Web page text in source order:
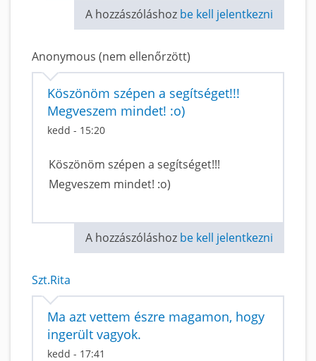
A hozzászóláshoz be kell jelentkezni
Anonymous (nem ellenőrzött)
Köszönöm szépen a segítséget!!!
Megveszem mindet! :o)
kedd - 15:20
Köszönöm szépen a segítséget!!!
Megveszem mindet! :o)
A hozzászóláshoz be kell jelentkezni
Szt.Rita
Ma azt vettem észre magamon, hogy
ingerült vagyok.
kedd - 17:41